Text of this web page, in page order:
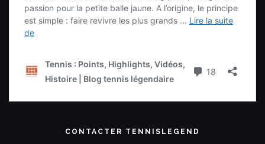
CONTACTER TENNISLEGEND